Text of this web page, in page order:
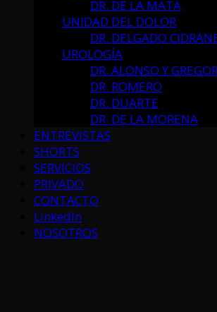
DR. DE LA MATA
UNIDAD DEL DOLOR
DR. DELGADO
UROLOGÍA
DR. ALONSO Y
DR. ROMERO
DR. DUARTE
DR. DE LA MORENA
ENTREVISTAS
SHORTS
SERVICIOS
PRIVADO
CONTACTO
LinkedIn
NOSOTROS